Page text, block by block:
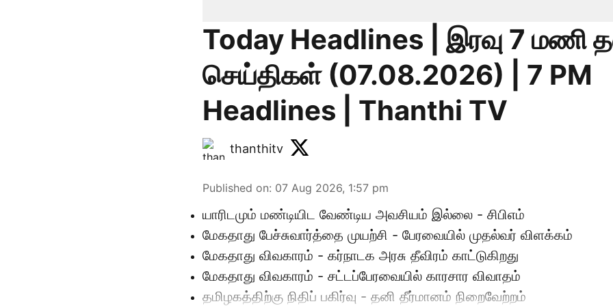
Today Headlines | இரவு 7 மணி
செய்திகள் (07.08.2026) | 7 PM
Headlines | Thanthi TV
thanthitv
Published on: 07 Aug 2026, 1:57 pm
யாரிடமும் மண்டியிட வேண்டிய அவசியம் இல்லை - சிபிஎம்
மேகதாது பேச்சுவார்த்தை முயற்சி - பேரவையில் முதல்வர் விளக்கம்
மேகதாது விவகாரம் - கர்நாடக அரசு தீவிரம் காட்டுகிறது
மேகதாது விவகாரம் - சட்டப்பேரவையில் காரசார விவாதம்
தமிழகத்திற்கு நிதிப் பகிர்வு - தனி தீர்மானம் நிறைவேற்றம்